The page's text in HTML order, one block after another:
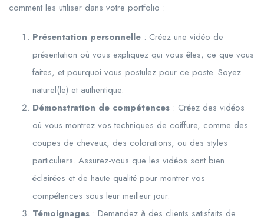
comment les utiliser dans votre portfolio :
Présentation personnelle : Créez une vidéo de
présentation où vous expliquez qui vous êtes, ce que vous
faites, et pourquoi vous postulez pour ce poste. Soyez
naturel(le) et authentique.
Démonstration de compétences : Créez des vidéos
où vous montrez vos techniques de coiffure, comme des
coupes de cheveux, des colorations, ou des styles
particuliers. Assurez-vous que les vidéos sont bien
éclairées et de haute qualité pour montrer vos
compétences sous leur meilleur jour.
Témoignages : Demandez à des clients satisfaits de